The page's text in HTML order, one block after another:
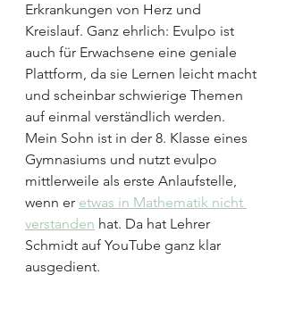
Erkrankungen von Herz und
Kreislauf. Ganz ehrlich: Evulpo ist
auch für Erwachsene eine geniale
Plattform, da sie Lernen leicht macht
und scheinbar schwierige Themen
auf einmal verständlich werden.
Mein Sohn ist in der 8. Klasse eines
Gymnasiums und nutzt evulpo
mittlerweile als erste Anlaufstelle,
wenn er etwas in Mathematik nicht
verstanden hat. Da hat Lehrer
Schmidt auf YouTube ganz klar
ausgedient.